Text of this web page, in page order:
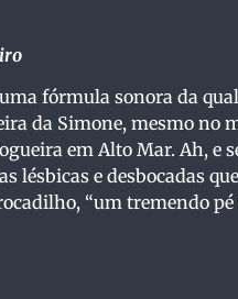
fórmula sonora da
da Simone, mesmo
em Alto Mar. Ah, e
lésbicas e desbocadas
“um tremendo pé